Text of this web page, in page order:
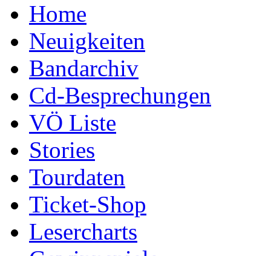
Home
Neuigkeiten
Bandarchiv
Cd-Besprechungen
VÖ Liste
Stories
Tourdaten
Ticket-Shop
Lesercharts